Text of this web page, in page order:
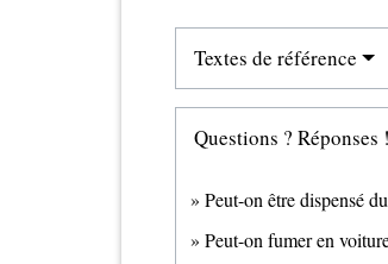
Textes de référence
Questions ? Réponses !
Peut-on être dispensé
Peut-on fumer en